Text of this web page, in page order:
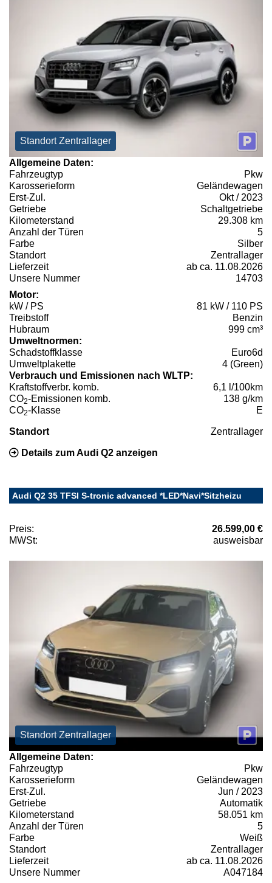
Standort Zentrallager
Allgemeine Daten:
Fahrzeugtyp
Pkw
Karosserieform
Geländewagen
Erst-Zul.
Okt / 2023
Getriebe
Schaltgetriebe
Kilometerstand
29.308 km
Anzahl der Türen
5
Farbe
Silber
Standort
Zentrallager
Lieferzeit
ab ca. 11.08.2026
Unsere Nummer
14703
Motor:
kW / PS
81 kW / 110 PS
Treibstoff
Benzin
Hubraum
999 cm³
Umweltnormen:
Schadstoffklasse
Euro6d
Umweltplakette
4 (Green)
Verbrauch und Emissionen nach WLTP:
Kraftstoffverbr. komb.
6,1 l/100km
CO2-Emissionen komb.
138 g/km
CO2-Klasse E
Standort Zentrallager
Details zum Audi Q2 anzeigen
Audi Q2 35 TFSI S-tronic advanced *LED*Navi*Sitzheizu
Preis:
26.599,00 €
MWSt:
ausweisbar
Standort Zentrallager
Allgemeine Daten:
Fahrzeugtyp
Pkw
Karosserieform
Geländewagen
Erst-Zul.
Jun / 2023
Getriebe
Automatik
Kilometerstand
58.051 km
Anzahl der Türen
5
Farbe
Weiß
Standort
Zentrallager
Lieferzeit
ab ca. 11.08.2026
Unsere Nummer
A047184